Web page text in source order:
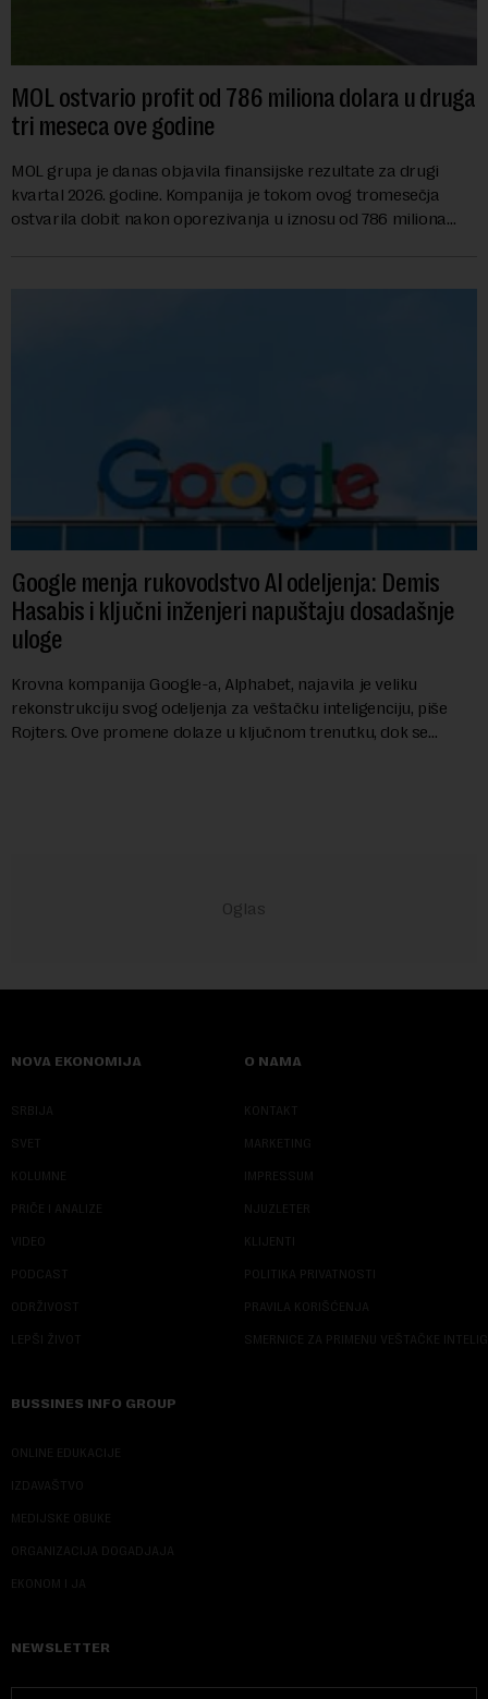
MOL ostvario profit od 786 miliona dolara u druga
tri meseca ove godine
MOL grupa je danas objavila finansijske rezultate za drugi
kvartal 2026. godine. Kompanija je tokom ovog tromesečja
ostvarila dobit nakon oporezivanja u iznosu od 786 miliona
Google menja rukovodstvo AI odeljenja: Demis
Hasabis i ključni inženjeri napuštaju dosadašnje
uloge
Krovna kompanija Google-a, Alphabet, najavila je veliku
rekonstrukciju svog odeljenja za veštačku inteligenciju, piše
Rojters. Ove promene dolaze u ključnom trenutku, dok se
NOVA EKONOMIJA
SRBIJA
SVET
KOLUMNE
PRIČE I ANALIZE
VIDEO
PODCAST
ODRŽIVOST
LEPŠI ŽIVOT
O NAMA
KONTAKT
MARKETING
IMPRESSUM
NJUZLETER
KLIJENTI
POLITIKA PRIVATNOSTI
PRAVILA KORIŠĆENJA
SMERNICE ZA PRIMENU VEŠTAČKE
BUSSINES INFO GROUP
ONLINE EDUKACIJE
IZDAVAŠTVO
MEDIJSKE OBUKE
ORGANIZACIJA DOGADJAJA
EKONOM I JA
NEWSLETTER